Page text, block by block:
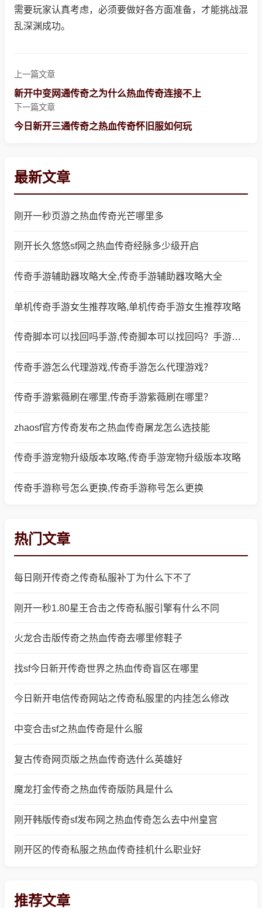
需要玩家认真考虑，必须要做好各方面准备，才能挑战混
乱深渊成功。
上一篇文章
新开中变网通传奇之为什么热血传奇连接不上
下一篇文章
今日新开三通传奇之热血传奇怀旧服如何玩
最新文章
刚开一秒页游之热血传奇光芒哪里多
刚开长久悠悠sf网之热血传奇经脉多少级开启
传奇手游辅助器攻略大全,传奇手游辅助器攻略大全
单机传奇手游女生推荐攻略,单机传奇手游女生推荐攻略
传奇脚本可以找回吗手游,传奇脚本可以找回吗？手游中的热点话题
传奇手游怎么代理游戏,传奇手游怎么代理游戏？
传奇手游紫薇刷在哪里,传奇手游紫薇刷在哪里？
zhaosf官方传奇发布之热血传奇屠龙怎么选技能
传奇手游宠物升级版本攻略,传奇手游宠物升级版本攻略
传奇手游称号怎么更换,传奇手游称号怎么更换
热门文章
每日刚开传奇之传奇私服补丁为什么下不了
刚开一秒1.80星王合击之传奇私服引擎有什么不同
火龙合击版传奇之热血传奇去哪里修鞋子
找sf今日新开传奇世界之热血传奇盲区在哪里
今日新开电信传奇网站之传奇私服里的内挂怎么修改
中变合击sf之热血传奇是什么服
复古传奇网页版之热血传奇选什么英雄好
魔龙打金传奇之热血传奇版防具是什么
刚开韩版传奇sf发布网之热血传奇怎么去中州皇宫
刚开区的传奇私服之热血传奇挂机什么职业好
推荐文章